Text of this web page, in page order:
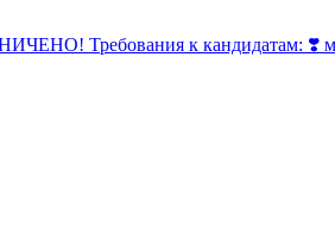
Требования к кандидатам: ❣️